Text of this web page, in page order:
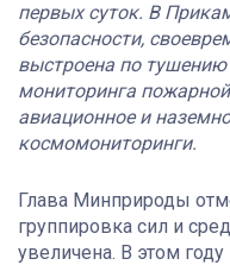
первых суток. В
безопасности,
выстроена по тушению
мониторинга
авиационное и
космомониторинги.
Глава Минприроды
группировка сил и
увеличена. В этом